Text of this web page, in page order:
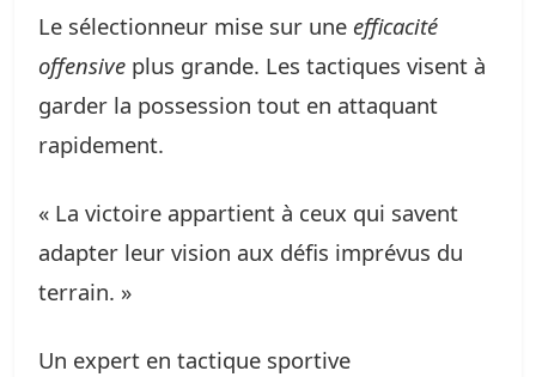
Le sélectionneur mise sur une efficacité
offensive plus grande. Les tactiques visent à
garder la possession tout en attaquant
rapidement.
« La victoire appartient à ceux qui savent
adapter leur vision aux défis imprévus du
terrain. »
Un expert en tactique sportive